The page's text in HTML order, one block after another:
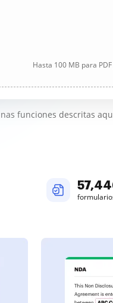
Hasta 100 MB para PDF
funciones descritas